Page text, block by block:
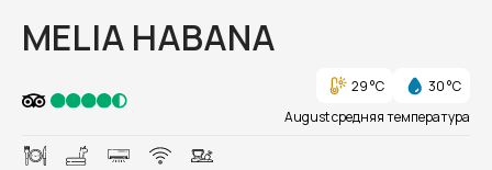
MELIA HABANA
29 °C
30 °C
August средняя температура